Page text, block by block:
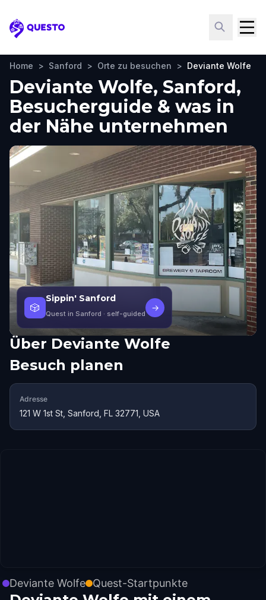
Questo
Home > Sanford > Orte zu besuchen > Deviante Wolfe
Deviante Wolfe, Sanford,
Besucherguide & was in
der Nähe unternehmen
🎲
Sippin' Sanford
Quest in Sanford · self-guided
→
Über Deviante Wolfe
Besuch planen
Adresse
121 W 1st St, Sanford, FL 32771, USA
Deviante Wolfe Quest-Startpunkte